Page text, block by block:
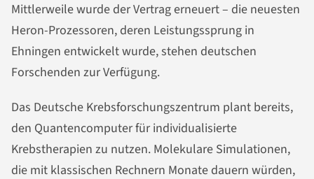
Mittlerweile wurde der Vertrag erneuert – die neuesten
Heron-Prozessoren, deren Leistungssprung in
Ehningen entwickelt wurde, stehen deutschen
Forschenden zur Verfügung.
Das Deutsche Krebsforschungszentrum plant bereits,
den Quantencomputer für individualisierte
Krebstherapien zu nutzen. Molekulare Simulationen,
die mit klassischen Rechnern Monate dauern würden,